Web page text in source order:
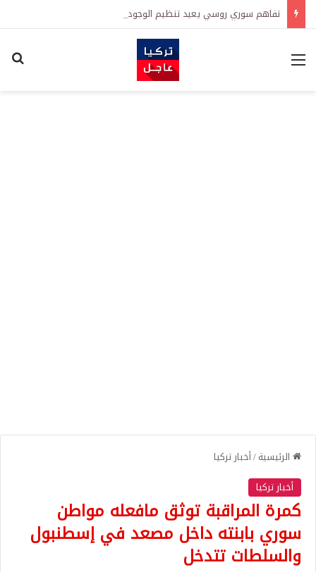
القائمة
الرئيسية/أخبار تركيا
أخبار تركيا
كمرة المراقبة توثق مافعله مواطن
سوري بابنته داخل مصعد في إسطنبول
والسلطات تتدخل